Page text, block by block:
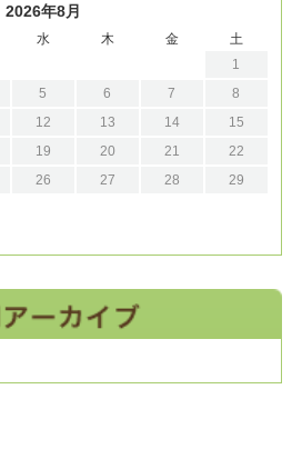
2026年8月
水 木 金
土
1
5 6 7
8
12 13 14
15
19 20 21
22
26 27 28
29